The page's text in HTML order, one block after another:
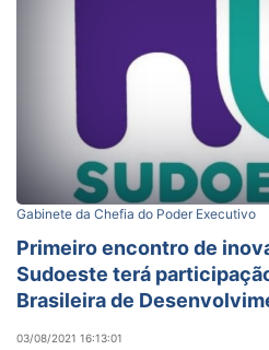
Gabinete da Chefia do Poder Executivo
Primeiro encontro de
Sudoeste terá
Brasileira de
03/08/2021 16:13:01